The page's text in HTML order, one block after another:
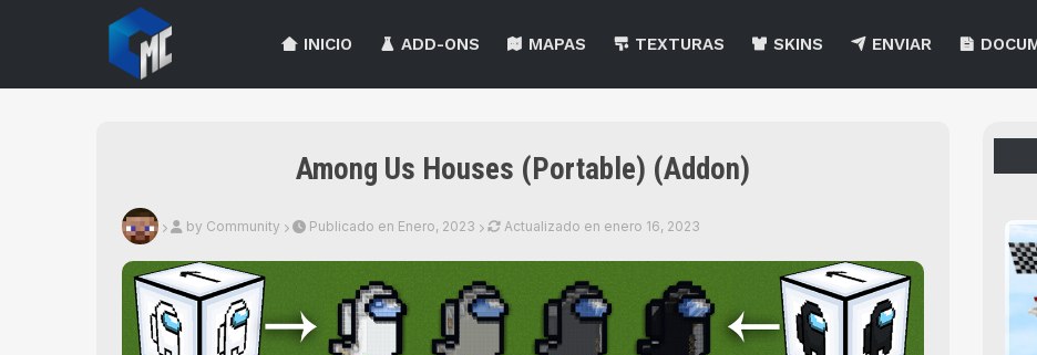
INICIO ADD-ONS MAPAS TEXTURAS SKINS ENVIAR
Among Us Houses (Portable) (Addon)
by Community Publicado en Enero, 2023 Actualizado en enero 16, 2023